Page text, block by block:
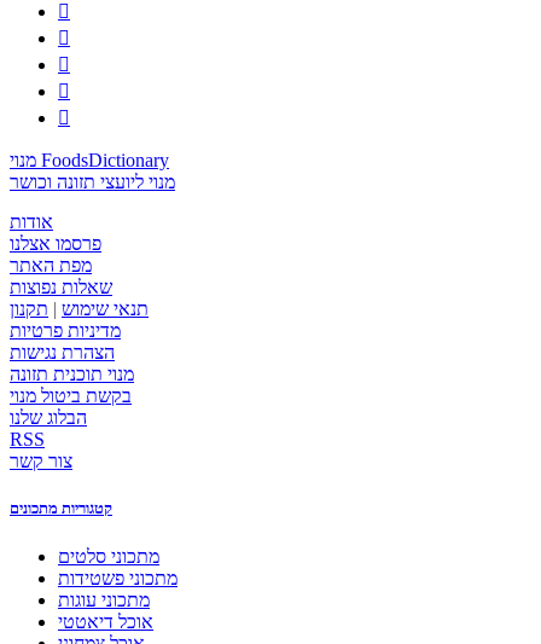





מנוי FoodsDictionary
מנוי ליועצי תזונה וכושר
אודות
פרסמו אצלנו
מפת האתר
שאלות נפוצות
תנאי שימוש | תקנון
מדיניות פרטיות
הצהרת נגישות
מנוי תוכנית תזונה
בקשת ביטול מנוי
הבלוג שלנו
RSS
צור קשר
קטגוריות מתכונים
מתכוני סלטים
מתכוני פשטידות
מתכוני עוגות
אוכל דיאטטי